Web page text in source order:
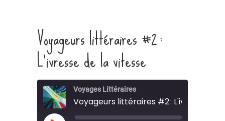
Voyageurs littéraires #2 :
L’ivresse de la vitesse
Voyages Littéraires